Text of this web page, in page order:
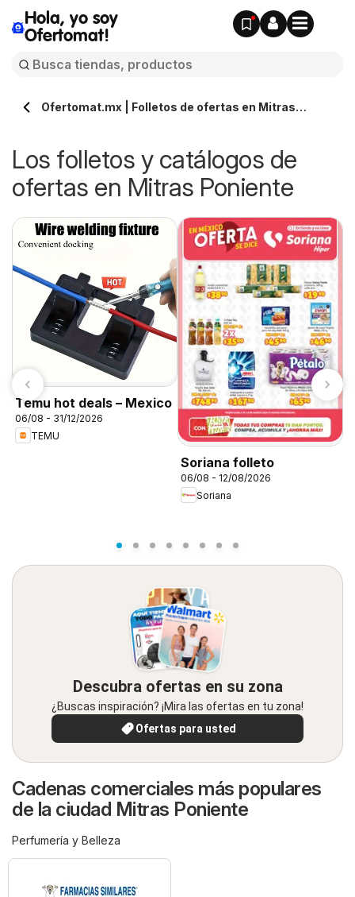
Hola, yo soy
Ofertomat!
Ofertomat.mx | Folletos de ofertas en Mitras
Los folletos y catálogos de
ofertas en Mitras Poniente
Temu hot deals – Mexico
06/08 - 31/12/2026
TEMU
Soriana folleto
06/08 - 12/08/2026
Soriana
Descubra ofertas en su zona
¿Buscas inspiración? ¡Mira las ofertas en tu zona!
Ofertas para usted
Cadenas comerciales más populares
de la ciudad Mitras Poniente
Perfumería y Belleza